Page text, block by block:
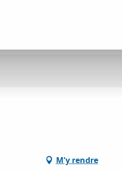
M'y rendre